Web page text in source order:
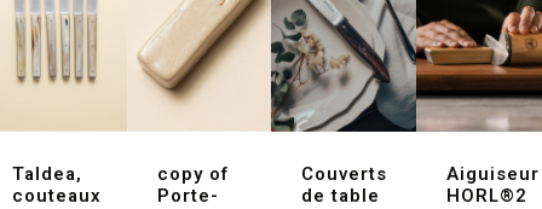
Taldea,
couteaux
copy of
Porte-
Couverts
de table
Aiguiseur
HORL®2